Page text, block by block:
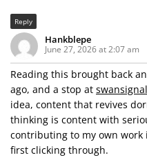
Reply
Hankblepe
June 27, 2026 at 2:07 am
Reading this brought back
ago, and a stop at swansignal
idea, content that revives
thinking is content with
contributing to my own work
first clicking through.